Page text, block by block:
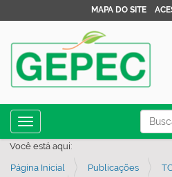
Busca
MAPA DO SITE
Toggle navigation
Você está aqui:
Página Inicial Publicações